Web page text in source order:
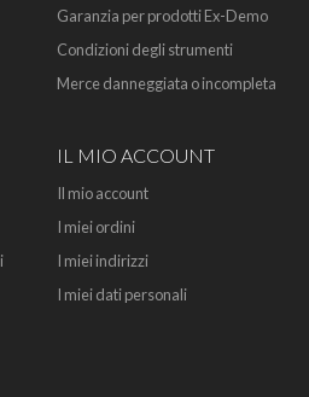
Garanzia per prodotti Ex-Demo
Condizioni degli strumenti
Merce danneggiata o incompleta
IL MIO ACCOUNT
Il mio account
I miei ordini
I miei indirizzi
I miei dati personali